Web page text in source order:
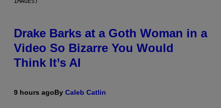
Drake Barks at a Goth Woman in a
Video So Bizarre You Would
Think It’s AI
9 hours agoBy Caleb Catlin